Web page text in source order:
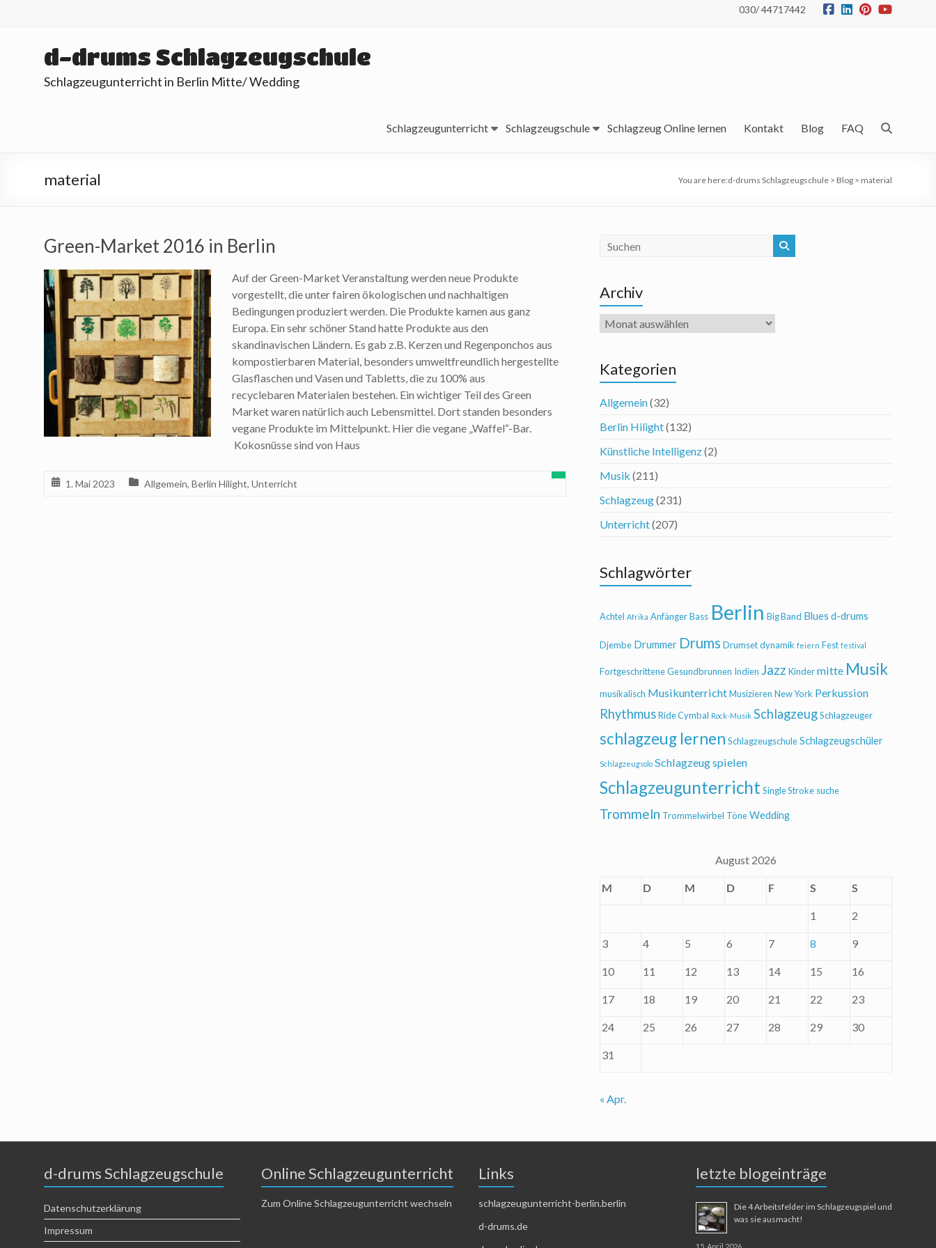
030/ 44717442
d-drums Schlagzeugschule
Schlagzeugunterricht in Berlin Mitte/ Wedding
Schlagzeugunterricht Schlagzeugschule Schlagzeug Online lernen Kontakt Blog FAQ
material You are here:d-drums Schlagzeugschule > Blog > material
Green-Market 2016 in Berlin
Auf der Green-Market Veranstaltung werden neue Produkte
vorgestellt, die unter fairen ökologischen und nachhaltigen
Bedingungen produziert werden. Die Produkte kamen aus ganz
Europa. Ein sehr schöner Stand hatte Produkte aus den
skandinavischen Ländern. Es gab z.B. Kerzen und Regenponchos aus
kompostierbaren Material, besonders umweltfreundlich hergestellte
Glasflaschen und Vasen und Tabletts, die zu 100% aus
recyclebaren Materialen bestehen. Ein wichtiger Teil des Green
Market waren natürlich auch Lebensmittel. Dort standen besonders
vegane Produkte im Mittelpunkt. Hier die vegane „Waffel“-Bar.
Kokosnüsse sind von Haus
1. Mai 2023 Allgemein, Berlin Hilight, Unterricht
Archiv
Archiv
Kategorien
Allgemein(32)
Berlin Hilight(132)
Künstliche Intelligenz(2)
Musik (211)
Schlagzeug(231)
Unterricht(207)
Schlagwörter
Achtel Afrika AnfängerBass Berlin Big Band Blues d-drums
Djembe Drummer Drums Drumsetdynamik feiern Fest festival
FortgeschritteneGesundbrunnen Indien Jazz Kindermitte Musik
musikalisch MusikunterrichtMusizieren New York Perkussion
RhythmusRide Cymbal Rock-Musik SchlagzeugSchlagzeuger
schlagzeug lernen SchlagzeugschuleSchlagzeugschüler
Schlagzeugsolo Schlagzeug spielen
SchlagzeugunterrichtSingle Stroke suche
Trommeln Trommelwirbel TöneWedding
August 2026
M D M D F S S
1 2
3 4 5 6 7 8 9
10 11 12 13 14 15 16
17 18 19 20 21 22 23
24 25 26 27 28 29 30
31
« Apr.
d-drums Schlagzeugschule
Datenschutzerklärung
Impressum
Online Schlagzeugunterricht
Zum Online Schlagzeugunterricht wechseln
Links
schlagzeugunterricht-berlin.berlin
d-drums.de
letzte blogeinträge
Die 4 Arbeitsfelder im Schlagzeugspiel und
was sie ausmacht!